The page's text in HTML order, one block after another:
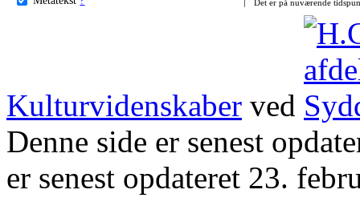
Det er på nuværende
Kulturvidenskaber ved
Denne side er senest
er senest opdateret 23.